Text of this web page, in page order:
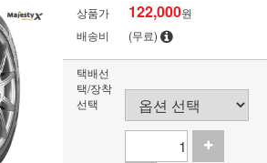
상품가 122,000원
배송비
(무료)
택배선
택/장착
선택